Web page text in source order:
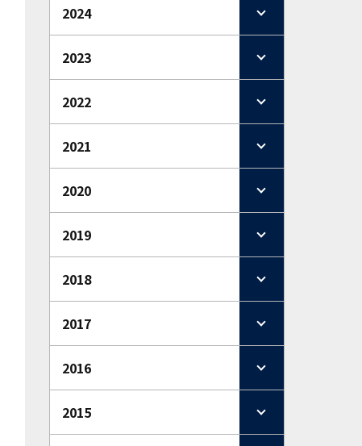
2024
2023
2022
2021
2020
2019
2018
2017
2016
2015